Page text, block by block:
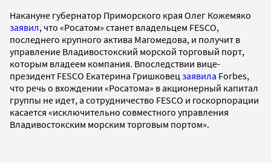
Накануне губернатор Приморского края Олег Кожемяко
заявил, что «Росатом» станет владельцем FESCO,
последнего крупного актива Магомедова, и получит в
управление Владивостокский морской торговый порт,
которым владеем компания. Впоследствии вице-
президент FESCO Екатерина Гришковец заявила Forbes,
что речь о вхождении «Росатома» в акционерный капитал
группы не идет, а сотрудничество FESCO и госкорпорации
касается «исключительно совместного управления
Владивостокским морским торговым портом».